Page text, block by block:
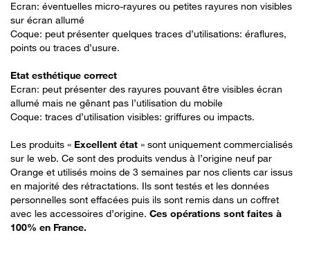
Ecran: éventuelles micro-rayures ou petites rayures non visibles
sur écran allumé
Coque: peut présenter quelques traces d’utilisations: éraflures,
points ou traces d’usure.
Etat esthétique correct
Ecran: peut présenter des rayures pouvant être visibles écran
allumé mais ne gênant pas l’utilisation du mobile
Coque: traces d’utilisation visibles: griffures ou impacts.
Les produits « Excellent état » sont uniquement commercialisés
sur le web. Ce sont des produits vendus à l’origine neuf par
Orange et utilisés moins de 3 semaines par nos clients car issus
en majorité des rétractations. Ils sont testés et les données
personnelles sont effacées puis ils sont remis dans un coffret
avec les accessoires d’origine. Ces opérations sont faites à
100% en France​.